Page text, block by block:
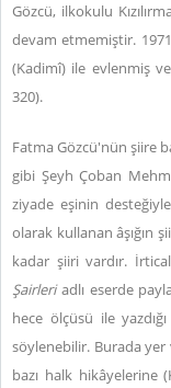
Gözcü, ilkokulu
devam etmemiştir.
(Kadimî) ile evlenmiş
320).
Fatma Gözcü'nün şiire
gibi Şeyh Çoban
ziyade eşinin
olarak kullanan âşığın
kadar şiiri vardır.
Şairleriadlı eserde
hece ölçüsü ile
söylenebilir. Burada yer
bazı halk hikâyelerine